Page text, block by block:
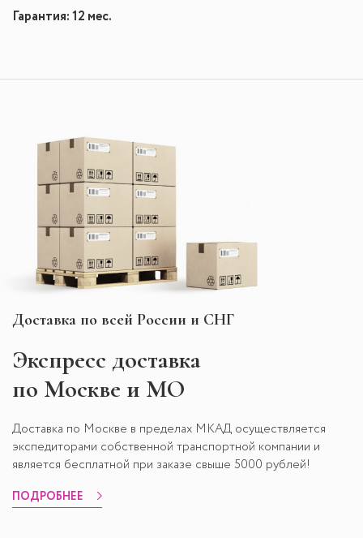
Гарантия: 12 мес.
Доставка по всей России и СНГ
Экспресс доставка
по Москве и МО
Доставка по Москве в пределах МКАД осуществляется
экспедиторами собственной транспортной компании и
является бесплатной при заказе свыше 5000 рублей!
ПОДРОБНЕЕ